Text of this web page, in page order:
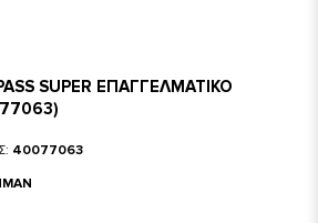
SUPER ΕΠΑΓΓΕΛΜΑΤΙΚΟ
40077063